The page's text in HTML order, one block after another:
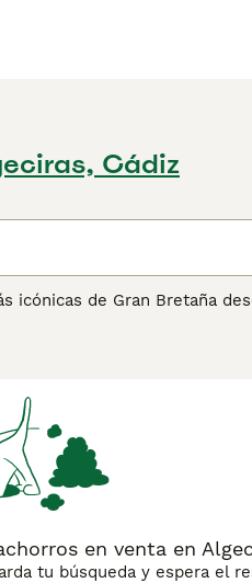
Cádiz
icónicas de Gran Bretaña
en venta en
tu búsqueda y espera el